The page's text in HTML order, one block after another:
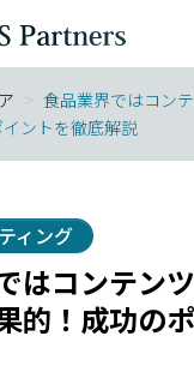
> 食品業界ではコン
ントを徹底解説
ィング
はコンテン
的！成功の